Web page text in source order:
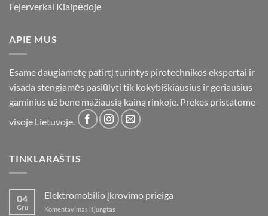
Fejerverkai Klaipėdoje
APIE MUS
Esame daugiametę patirtį turintys pirotechnikos ekspertai ir
visada stengiamės pasiūlyti tik kokybiškiausius ir geriausius
gaminius už bene mažiausią kainą rinkoje. Prekes pristatome
visoje Lietuvoje.
TINKLARAŠTIS
04
Gru
Elektromobilio įkrovimo prieiga
Komentavimas išjungtas